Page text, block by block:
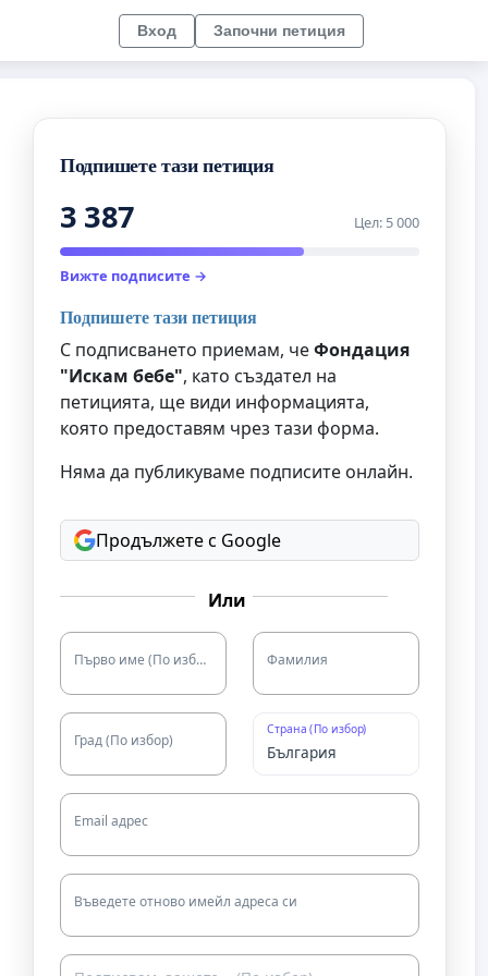
Вход Започни петиция
Подпишете тази петиция
3 387 Цел: 5 000
Вижте подписите →
Подпишете тази петиция
С подписването приемам, чеФондация
"Искам бебе", като създател на
петицията, ще види информацията,
която предоставям чрез тази форма.
Няма да публикуваме подписите онлайн.
Продължете с Google
Или
Първо име (По избор) Фамилия
Град (По избор)
Страна (По избор)
Email адрес
Въведете отново имейл адреса си